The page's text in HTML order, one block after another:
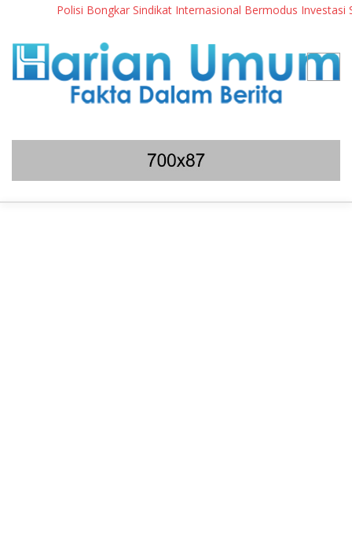
Polisi Bongkar Sindikat Internasional Bermodus Investasi